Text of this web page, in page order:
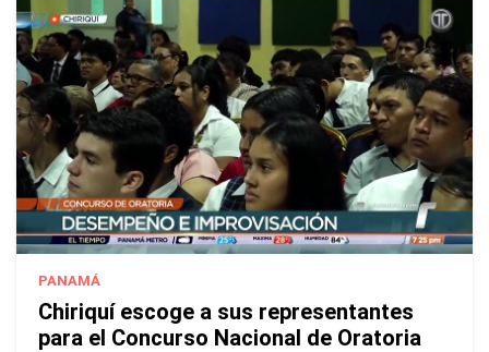
PANAMÁ
Chiriquí escoge a sus representantes
para el Concurso Nacional de Oratoria